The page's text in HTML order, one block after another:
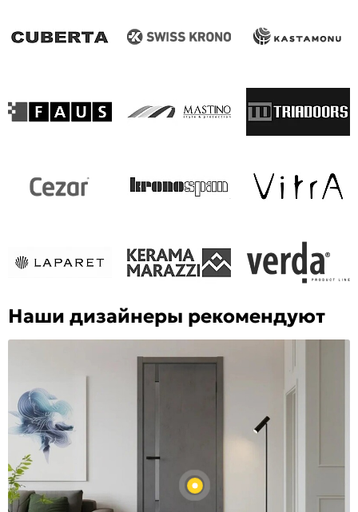
Наши дизайнеры рекомендуют